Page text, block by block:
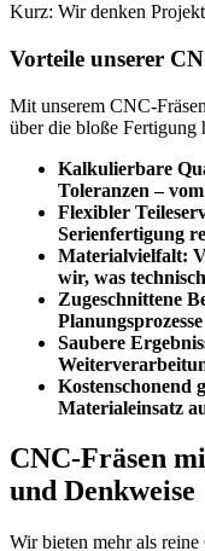
Kurz: Wir denken
Vorteile unserer
Mit unserem CNC-
über die bloße Fertigung
Kalkulierbare
Toleranzen –
Flexibler
Serienfertigung
Materialvielfalt:
wir, was
Zugeschnittene
Planungsprozesse
Saubere
Kostenschonend
Materialeinsatz
CNC-Fräsen
und Denkweise
Wir bieten mehr als